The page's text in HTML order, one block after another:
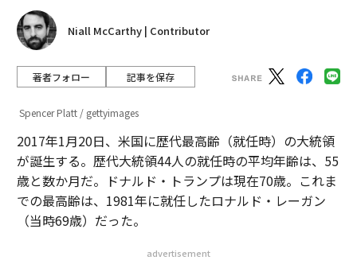
Niall McCarthy | Contributor
著者フォロー 記事を保存
Spencer Platt / gettyimages
2017年1月20日、米国に歴代最高齢（就任時）の大統領
が誕生する。歴代大統領44人の就任時の平均年齢は、55
歳と数か月だ。ドナルド・トランプは現在70歳。これま
での最高齢は、1981年に就任したロナルド・レーガン
（当時69歳）だった。
advertisement